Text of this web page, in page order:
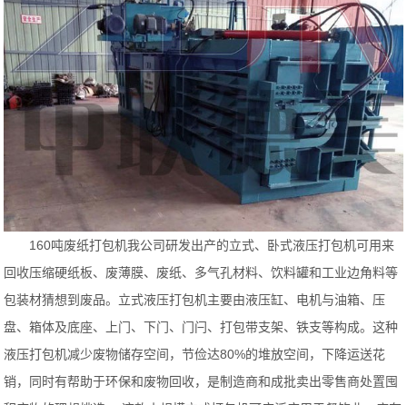
160吨废纸打包机我公司研发出产的立式、卧式液压打包机可用来
回收压缩硬纸板、废薄膜、废纸、多气孔材料、饮料罐和工业边角料等
包装材猜想到废品。立式液压打包机主要由液压缸、电机与油箱、压
盘、箱体及底座、上门、下门、门闩、打包带支架、铁支等构成。这种
液压打包机减少废物储存空间，节俭达80%的堆放空间，下降运送花
销，同时有帮助于环保和废物回收，是制造商和成批卖出零售商处置囤